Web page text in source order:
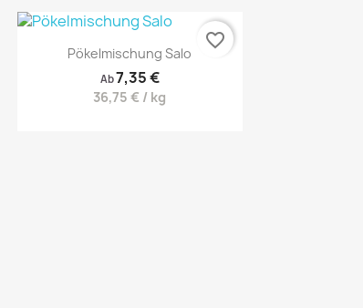
Pökelmischung Salo
Ab7,35 €
36,75 € / kg
favorite_border